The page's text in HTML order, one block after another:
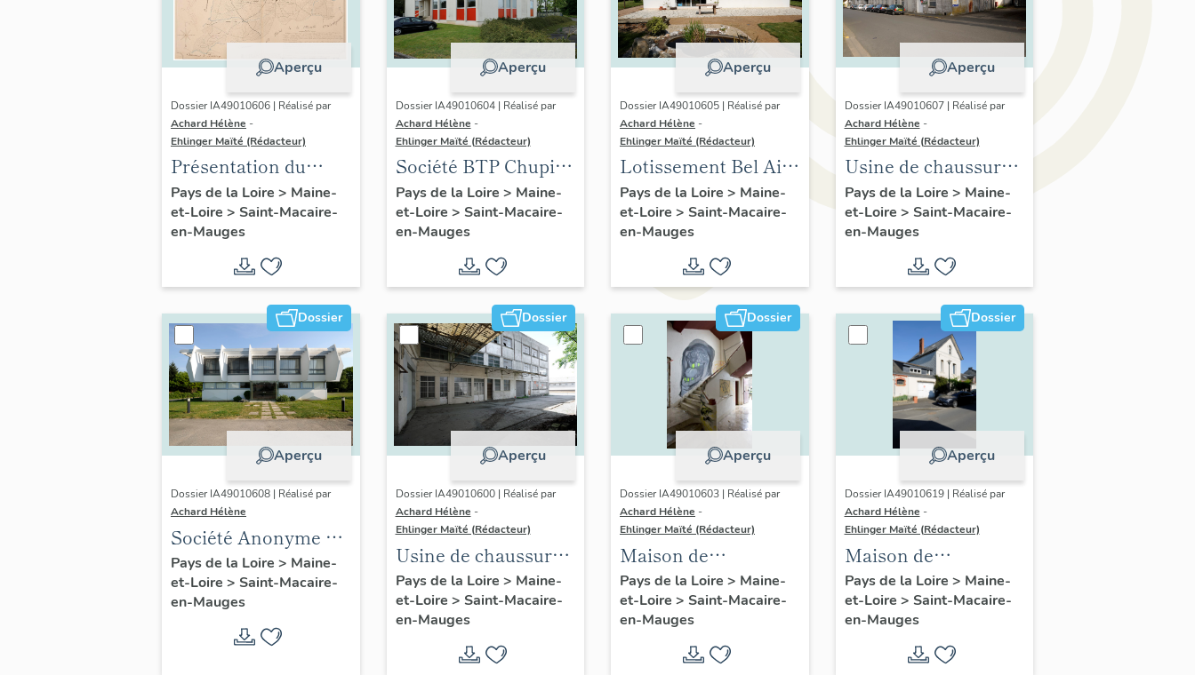
Aperçu
Dossier IA49010606 | Réalisé par
Achard Hélène -
Ehlinger Maïté (Rédacteur)
Présentation du
patrimoine
industriel de la
commune de Saint-
Macaire-en-Mauges
Pays de la Loire > Maine-
et-Loire > Saint-Macaire-
en-Mauges
Aperçu
Dossier IA49010604 | Réalisé par
Achard Hélène -
Ehlinger Maïté (Rédacteur)
Société BTP Chupin-
Vigneron, 94 rue
Choletaise, Saint-
Macaire-en-Mauges
Pays de la Loire > Maine-
et-Loire > Saint-Macaire-
en-Mauges
Aperçu
Dossier IA49010605 | Réalisé par
Achard Hélène -
Ehlinger Maïté (Rédacteur)
Lotissement Bel Air,
1 à 10. allée Bel-Air
Pays de la Loire > Maine-
et-Loire > Saint-Macaire-
en-Mauges
Aperçu
Dossier IA49010607 | Réalisé par
Achard Hélène -
Ehlinger Maïté (Rédacteur)
Usine de chaussures
Pasquier, 4 rue
Pasteur, Saint-
Macaire-en-Mauges
Pays de la Loire > Maine-
et-Loire > Saint-Macaire-
en-Mauges
Dossier
Aperçu
Dossier IA49010608 | Réalisé par
Achard Hélène
Société Anonyme de
Chaussures
Pays de la Loire > Maine-
et-Loire > Saint-Macaire-
en-Mauges
Dossier
Aperçu
Dossier IA49010600 | Réalisé par
Achard Hélène -
Ehlinger Maïté (Rédacteur)
Usine de chaussures
Repussard-Chupin,
22 rue d'Anjou
Pays de la Loire > Maine-
et-Loire > Saint-Macaire-
en-Mauges
Dossier
Aperçu
Dossier IA49010603 | Réalisé par
Achard Hélène -
Ehlinger Maïté (Rédacteur)
Maison de
l'industriel Georges
Chupin, 16 rue d'
Anjou, Saint-
Macaire-en-Mauges
Pays de la Loire > Maine-
et-Loire > Saint-Macaire-
en-Mauges
Dossier
Aperçu
Dossier IA49010619 | Réalisé par
Achard Hélène -
Ehlinger Maïté (Rédacteur)
Maison de
l'industriel René
Viau, 16 rue Jeanne-
d'Arc, Saint-Macaire-
en-Mauges
Pays de la Loire > Maine-
et-Loire > Saint-Macaire-
en-Mauges